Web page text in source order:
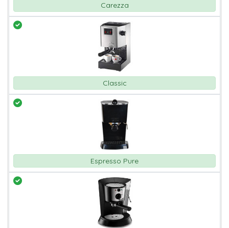
Carezza
Classic
Espresso Pure